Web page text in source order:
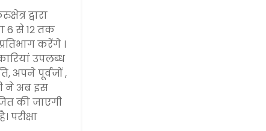
द्वारा
6 से 12 तक
करेंगे ।
उपलब्ध
अपने पूर्वजों ,
ने अब इस
की जाएगी